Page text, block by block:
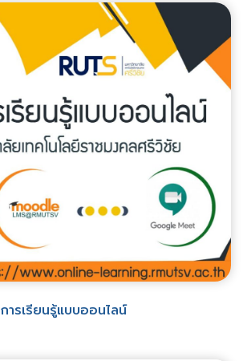
การเรียนรู้แบบออนไลน์